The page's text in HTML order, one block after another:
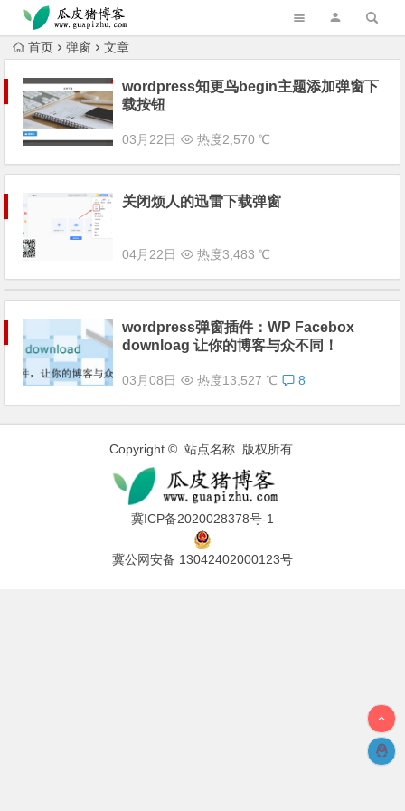
跳转到主内容
首页 弹窗 文章
wordpress知更鸟begin主题添加弹窗下
载按钮
03月22日 热度2,570 ℃
关闭烦人的迅雷下载弹窗
04月22日 热度3,483 ℃
wordpress弹窗插件：WP Facebox
downloag 让你的博客与众不同！
03月08日 热度13,527 ℃ 8
Copyright © 站点名称 版权所有.
冀ICP备2020028378号-1
冀公网安备 13042402000123号